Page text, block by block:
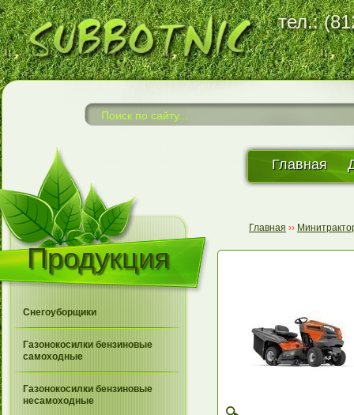
тел.:
Главная
Продукция
Снегоуборщики
Газонокосилки бензиновые
самоходные
Газонокосилки бензиновые
несамоходные
Главная ››